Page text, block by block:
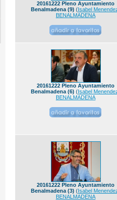
20161222 Pleno Ayuntamiento
Benalmadena (9) (Isabel
BENALMADENA
20161222 Pleno Ayuntamiento
Benalmadena (6) (Isabel
BENALMADENA
20161222 Pleno Ayuntamiento
Benalmadena (3) (Isabel
BENALMADENA